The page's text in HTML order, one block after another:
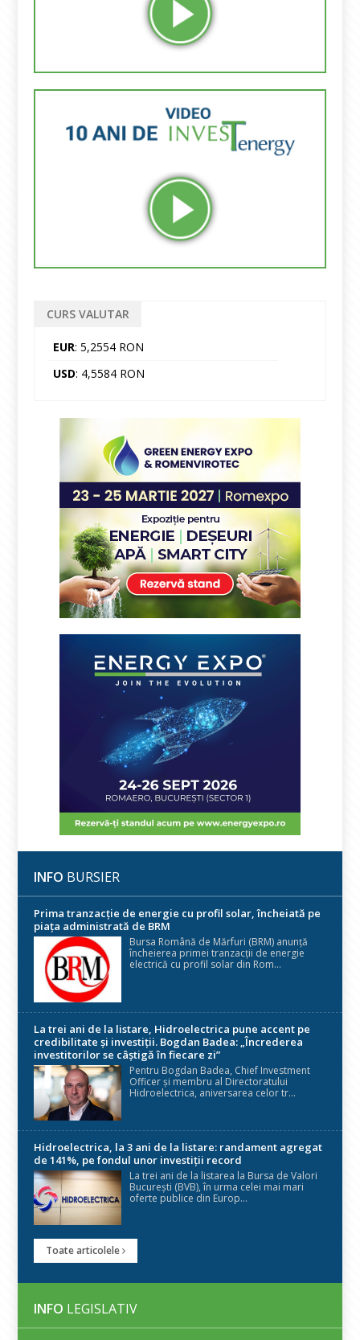
CURS VALUTAR
EUR: 5,2554 RON
USD: 4,5584 RON
INFO BURSIER
Prima tranzacție de energie cu profil solar, încheiată pe
piața administrată de BRM
Bursa Română de Mărfuri (BRM) anunță
încheierea primei tranzacții de energie
electrică cu profil solar din Rom...
La trei ani de la listare, Hidroelectrica pune accent pe
credibilitate și investiții. Bogdan Badea: „Încrederea
investitorilor se câștigă în fiecare zi”
Pentru Bogdan Badea, Chief Investment
Officer și membru al Directoratului
Hidroelectrica, aniversarea celor tr...
Hidroelectrica, la 3 ani de la listare: randament agregat
de 141%, pe fondul unor investiții record
La trei ani de la listarea la Bursa de Valori
București (BVB), în urma celei mai mari
oferte publice din Europ...
Toate articolele
INFO LEGISLATIV